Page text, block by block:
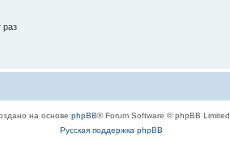
раз
на основе phpBB® Forum Software © phpBB Limited
Русская поддержка phpBB